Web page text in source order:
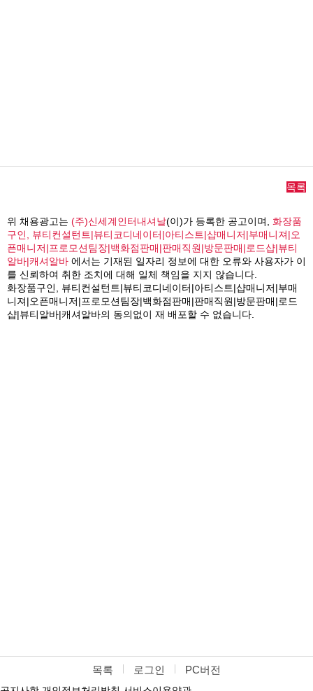
목록
위 채용광고는 (주)신세계인터내셔날(이)가 등록한 공고이며, 화장품
구인, 뷰티컨설턴트|뷰티코디네이터|아티스트|샵매니저|부매니져|오
픈매니저|프로모션팀장|백화점판매|판매직원|방문판매|로드샵|뷰티
알바|캐셔알바 에서는 기재된 일자리 정보에 대한 오류와 사용자가 이
를 신뢰하여 취한 조치에 대해 일체 책임을 지지 않습니다.
화장품구인, 뷰티컨설턴트|뷰티코디네이터|아티스트|샵매니저|부매
니져|오픈매니저|프로모션팀장|백화점판매|판매직원|방문판매|로드
샵|뷰티알바|캐셔알바의 동의없이 재 배포할 수 없습니다.
목록 로그인 PC버전